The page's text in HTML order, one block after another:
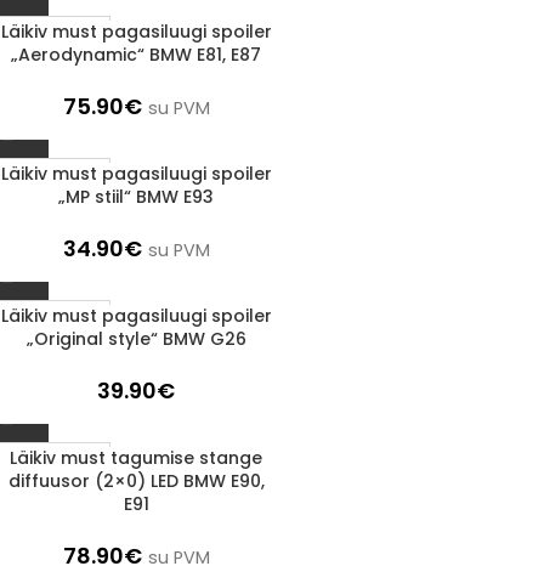
1-3 d.d.
Läikiv must pagasiluugi spoiler
„Aerodynamic“ BMW E81, E87
75.90€ su PVM
1-3 d.d.
Läikiv must pagasiluugi spoiler
„MP stiil“ BMW E93
34.90€ su PVM
1-3 d.d.
Läikiv must pagasiluugi spoiler
„Original style“ BMW G26
39.90€
1-3 d.d.
Läikiv must tagumise stange
diffuusor (2×0) LED BMW E90,
E91
78.90€ su PVM